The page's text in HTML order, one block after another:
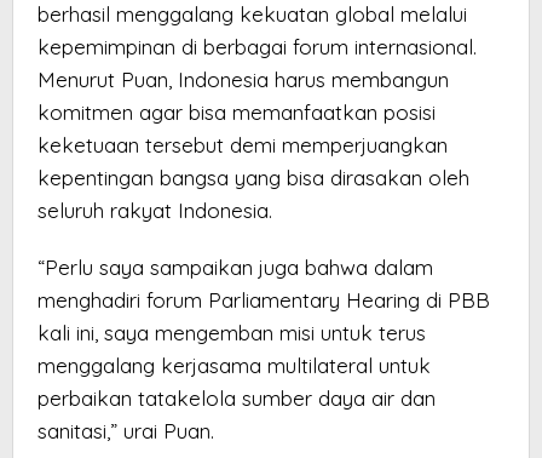
berhasil menggalang kekuatan global melalui
kepemimpinan di berbagai forum internasional.
Menurut Puan, Indonesia harus membangun
komitmen agar bisa memanfaatkan posisi
keketuaan tersebut demi memperjuangkan
kepentingan bangsa yang bisa dirasakan oleh
seluruh rakyat Indonesia.
“Perlu saya sampaikan juga bahwa dalam
menghadiri forum Parliamentary Hearing di PBB
kali ini, saya mengemban misi untuk terus
menggalang kerjasama multilateral untuk
perbaikan tatakelola sumber daya air dan
sanitasi,” urai Puan.